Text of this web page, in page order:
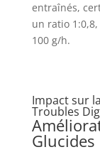
entraînés,
un ratio
100 g/h.
Impact sur
Troubles
Glucides